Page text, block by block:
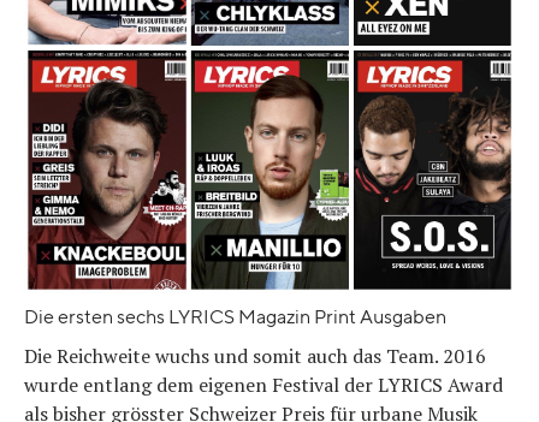
Die ersten sechs LYRICS Magazin Print Ausgaben
Die Reichweite wuchs und somit auch das Team. 2016
wurde entlang dem eigenen Festival der LYRICS Award
als bisher grösster Schweizer Preis für urbane Musik